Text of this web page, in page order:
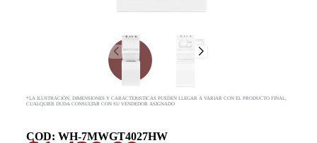
*LA ILUSTRACIÓN, DIMENSIONES Y CARACTERISTICAS PUEDEN LLEGAR A VARIAR CON EL PRODUCTO FINAL,
CUALQUIER DUDA CONSULTAR CON SU VENDEDOR ASIGNADO
COD: WH-7MWGT4027HW